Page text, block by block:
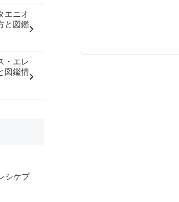
エニオ
と図鑑
・エレ
図鑑情
シケプ